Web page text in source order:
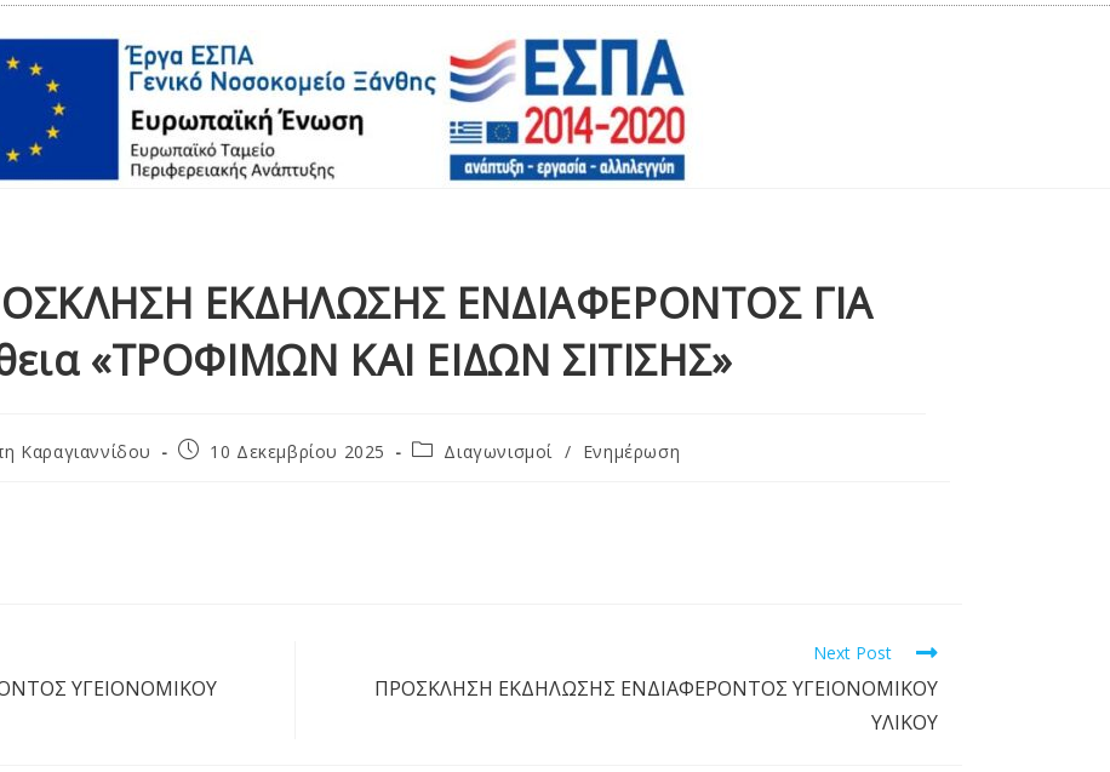
ΕΚΔΗΛΩΣΗΣ ΕΝΔΙΑΦΕΡΟΝΤΟΣ ΓΙΑ
«ΤΡΟΦΙΜΩΝ ΚΑΙ ΕΙΔΩΝ ΣΙΤΙΣΗΣ»
Καραγιαννίδου 10 Δεκεμβρίου 2025 Διαγωνισμοί / Ενημέρωση
ΥΓΕΙΟΝΟΜΙΚΟΥ
Next Post
ΠΡΟΣΚΛΗΣΗ ΕΚΔΗΛΩΣΗΣ ΕΝΔΙΑΦΕΡΟΝΤΟΣ ΥΓΕΙΟΝΟΜΙΚΟΥ
ΥΛΙΚΟΥ